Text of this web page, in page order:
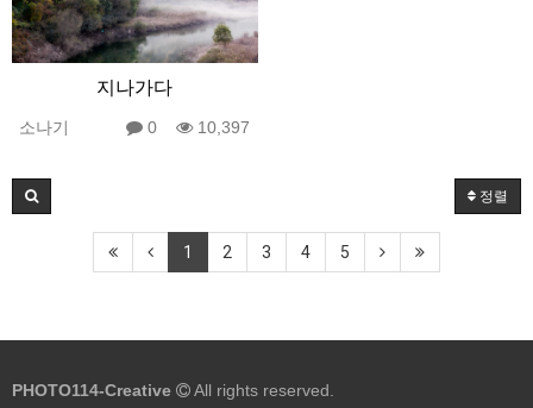
지나가다
소나기 0 10,397
정렬
1 2 3 4 5
PHOTO114-Creative All rights reserved.